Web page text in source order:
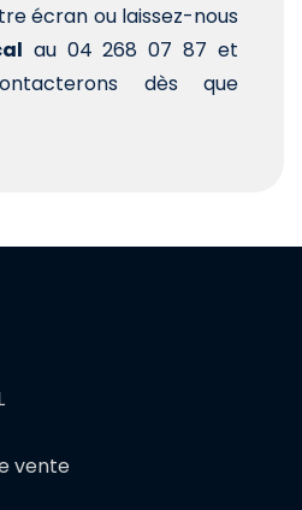
écran ou laissez-nous
au 04 268 07 87 et
dès que
vente